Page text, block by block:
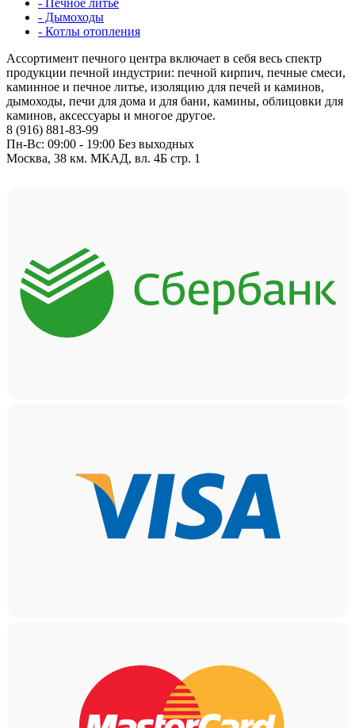
- Дымоходы
- Котлы отопления
Ассортимент печного центра включает в себя весь спектр
продукции печной индустрии: печной кирпич, печные смеси,
каминное и печное литье, изоляцию для печей и каминов,
дымоходы, печи для дома и для бани, камины, облицовки для
каминов, аксессуары и многое другое.
8 (916) 881-83-99
Пн-Вс: 09:00 - 19:00 Без выходных
Москва, 38 км. МКАД, вл. 4Б стр. 1